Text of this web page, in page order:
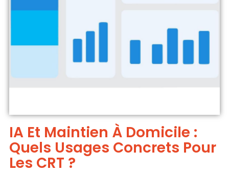
IA Et Maintien À Domicile :
Quels Usages Concrets Pour
Les CRT ?